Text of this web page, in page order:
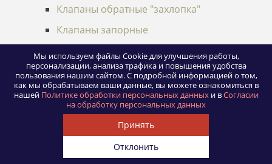
Клапаны обратные "захлопка"
Клапаны запорные
Арматура предохранительная
Клапаны предохранительные
Арматура регулирующая ТЭС
Регуляторы питания-перелива
Клапаны регулирующие питательные
Мы используем файлы Cookie для улучшения работы,
персонализации, анализа трафика и повышения удобства
пользования нашим сайтом.С подробной информацией о том,
как мы обрабатываем ваши данные, вы можете ознакомиться в
нашей Политике обработки персональных данныхи вСогласии
на обработку персональных данных
Принять
Отклонить